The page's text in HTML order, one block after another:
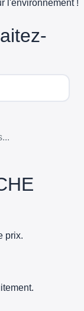
l'environnement !
prix.